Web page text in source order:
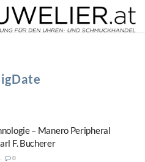
– Manero Peripheral
F. Bucherer
0